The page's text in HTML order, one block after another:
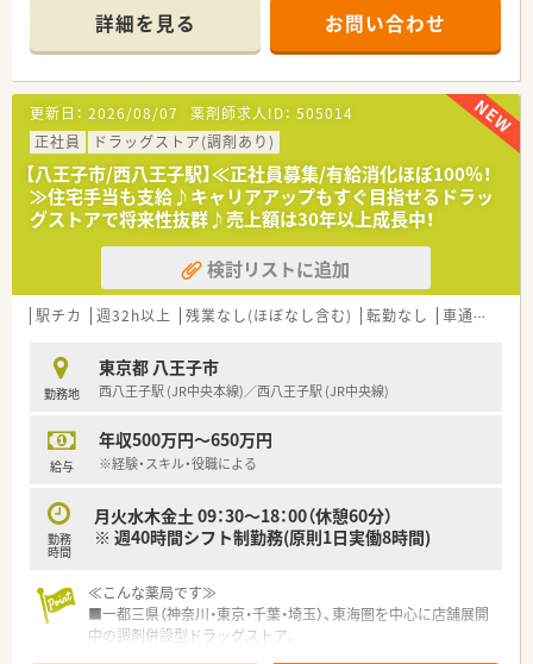
都圏中心に店舗展開し、今後も現在のエリアで出店を強化。
「極めて感じの良い応対（挨拶）」を心掛けて住宅街立地を中心と
した店舗環境！
地域に根差してあらゆるライフステージに寄り添う「トータルヘ
ルスケア薬剤師」として成長できるように充実した研修制度も用
意されています。
■充実した研修を用意しています！
本社近くに調剤研修センター、在宅研修センターがあり、全体的
な知識の底上げ、基礎の徹底を実現。入社後は店舗着任前に薬局
を模した調剤研修センターで調剤手技、機器操作等、一連の薬局
業務を実戦形式で習得いただけます。
■調剤、在宅にも非常に力を入れています！
調剤併設型ドラッグストアの中でも以前から「調剤」「在宅」など
併設調剤薬局の他に専門調剤薬局、ニーズが高まっている在宅医
療についてもエリア在宅担当を配置して積極的に対応をされて
います。カウンセリングも含め正にトータルヘルスケアの名に
■ドミナント展開！
県、東海圏に集中出店し、店舗数を拡大しています。
現在では神奈川の店舗数が業界No.１になりました！
新店に加えて、現在OTC単独のお店へ順次調剤併設化を進めてい
■薬剤師が主役の企業！安心して長く働ける労働環境です！
会長や社長は薬剤師です。そのため薬剤師の気持ちを理解し汲
詳細を見る お問い合わせ
更新日： 2026/08/07 薬剤師求人ID： 505014
正社員
ドラッグストア(調剤あり)
【八王子市/西八王子駅】≪正社員募集/有給消化ほぼ100％！
≫住宅手当も支給♪キャリアアップもすぐ目指せるドラッ
グストアで将来性抜群♪売上額は30年以上成長中！
検討リストに追加
駅チカ 週32h以上 残業なし(ほぼなし含む) 転勤なし 車通勤可
勤務地
東京都 八王子市
西八王子駅 (JR中央本線)／西八王子駅 (JR中央線)
給与
年収500万円～650万円
※経験・スキル・役職による
勤務
時間
月火水木金土 09：30～18：00（休憩60分）
※ 週40時間シフト制勤務(原則1日実働8時間)
≪こんな薬局です≫
■一都三県（神奈川・東京・千葉・埼玉）、東海圏を中心に店舗展開
中の調剤併設型ドラッグストア。